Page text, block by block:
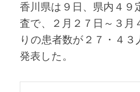
続
で
減
少
香川県は９日、県内４
査で、２月２７日～３月
りの患者数が２７・４
発表した。